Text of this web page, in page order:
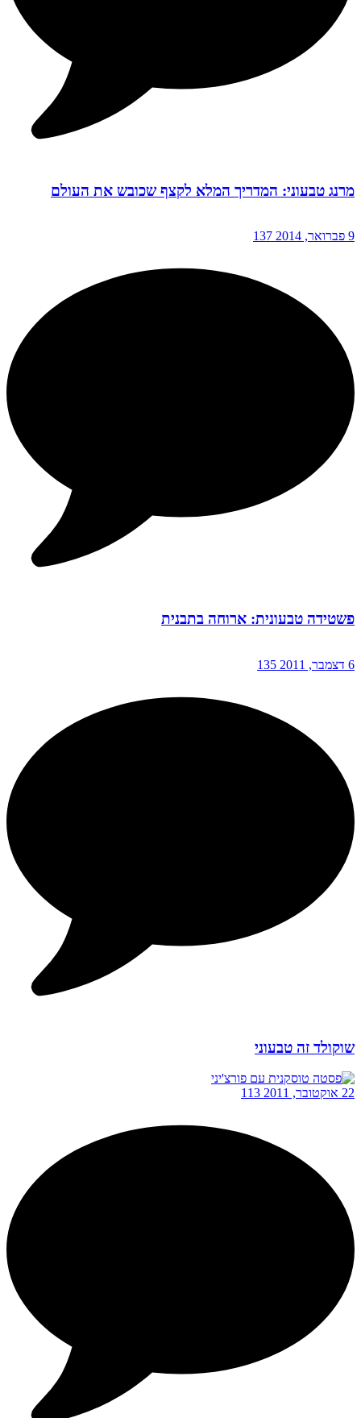
מרנג טבעוני: המדריך המלא לקצף שכובש את העולם
9 פברואר, 2014 137
פשטידה טבעונית: ארוחה בתבנית
6 דצמבר, 2011 135
שוקולד זה טבעוני
22 אוקטובר, 2011 113